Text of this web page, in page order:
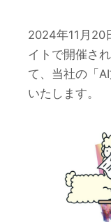
2024年11月20
イトで開催さ
て、当社の「
いたします。